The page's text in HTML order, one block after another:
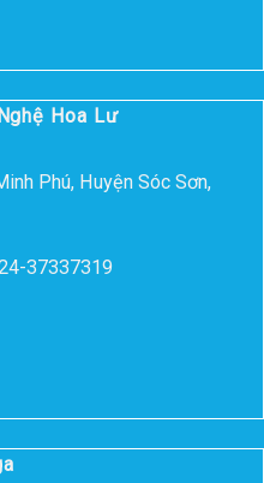
Hoa Lư
Phú, Huyện Sóc Sơn,
37337319